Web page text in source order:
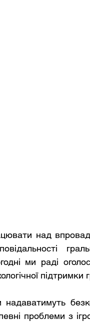
над
ми раді
підтримки
проблеми з